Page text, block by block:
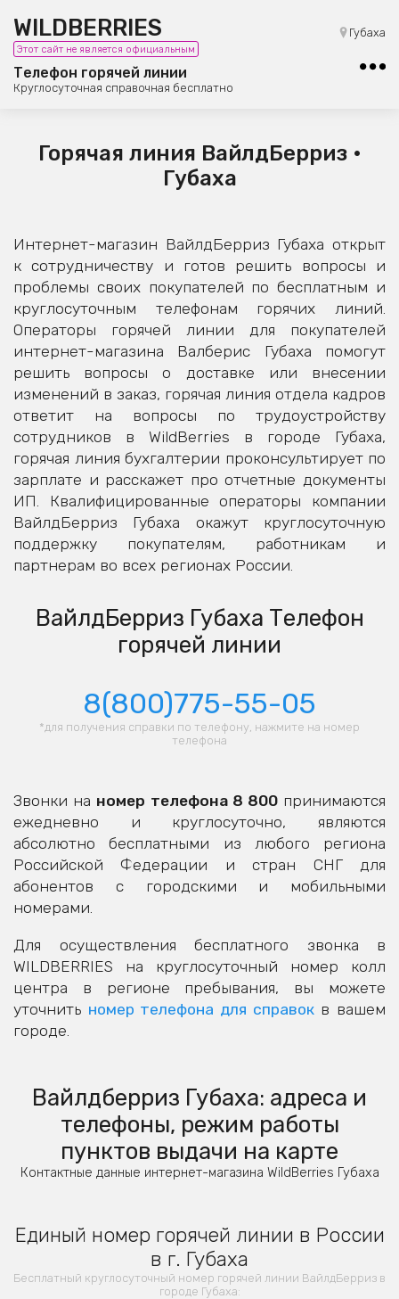
WILDBERRIES
Этот сайт не является официальным
Телефон горячей линии
Круглосуточная справочная бесплатно
Губаха
8 (800) 101-42-23
Бесплатная юридическая консультация
Горячая линия ВайлдБерриз •
Губаха
Интернет-магазин ВайлдБерриз Губаха открыт
к сотрудничеству и готов решить вопросы и
проблемы своих покупателей по бесплатным и
круглосуточным телефонам горячих линий.
Операторы горячей линии для покупателей
интернет-магазина Валберис Губаха помогут
решить вопросы о доставке или внесении
изменений в заказ, горячая линия отдела кадров
ответит на вопросы по трудоустройству
сотрудников в WildBerries в городе Губаха,
горячая линия бухгалтерии проконсультирует по
зарплате и расскажет про отчетные документы
ИП. Квалифицированные операторы компании
ВайлдБерриз Губаха окажут круглосуточную
поддержку покупателям, работникам и
партнерам во всех регионах России.
ВайлдБерриз Губаха Телефон
горячей линии
8(800)775-55-05
*для получения справки по телефону, нажмите на номер
телефона
Звонки на номер телефона 8 800принимаются
ежедневно и круглосуточно, являются
абсолютно бесплатными из любого региона
Российской Федерации и стран СНГ для
абонентов с городскими и мобильными
номерами.
Для осуществления бесплатного звонка в
WILDBERRIES на круглосуточный номер колл
центра в регионе пребывания, вы можете
уточнить номер телефона для справокв вашем
городе.
Вайлдберриз Губаха: адреса и
телефоны, режим работы
пунктов выдачи на карте
Контактные данные интернет-магазина WildBerries Губаха
Единый номер горячей линии в России
в г. Губаха
Бесплатный круглосуточный номер горячей линии ВайлдБерриз в
городе Губаха: